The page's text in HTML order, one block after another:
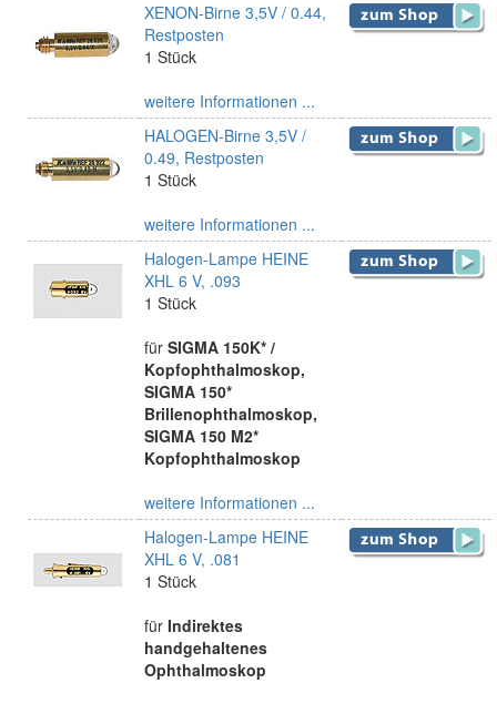
XENON-Birne 3,5V / 0.44,
Restposten
1 Stück
weitere Informationen ...
HALOGEN-Birne 3,5V /
0.49, Restposten
1 Stück
weitere Informationen ...
Halogen-Lampe HEINE
XHL 6 V, .093
1 Stück
für SIGMA 150K* /
Kopfophthalmoskop,
SIGMA 150*
Brillenophthalmoskop,
SIGMA 150 M2*
Kopfophthalmoskop
weitere Informationen ...
Halogen-Lampe HEINE
XHL 6 V, .081
1 Stück
für Indirektes
handgehaltenes
Ophthalmoskop